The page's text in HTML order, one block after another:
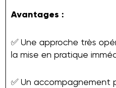
Avantages :
✅ Une approche très
la mise en pratique
✅ Un accompagnement